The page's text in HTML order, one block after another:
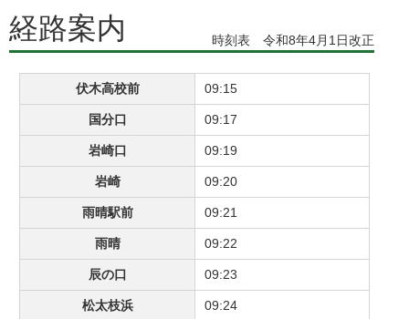
経路案内 時刻表 令和8年4月1日改正
伏木高校前 09:15
国分口 09:17
岩崎口 09:19
岩崎 09:20
雨晴駅前 09:21
雨晴 09:22
辰の口 09:23
松太枝浜 09:24